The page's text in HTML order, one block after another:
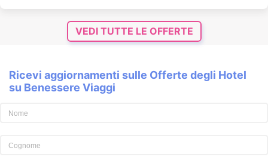
VEDI TUTTE LE OFFERTE
Ricevi aggiornamenti sulle Offerte degli Hotel
su Benessere Viaggi